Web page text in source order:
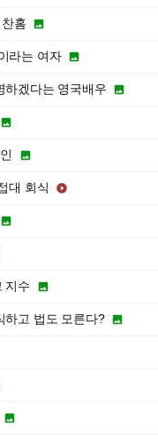
홈 
라는 여자 
하겠다는 영국배우 


대 회식 

지수 
하고 법도 모른다? 
